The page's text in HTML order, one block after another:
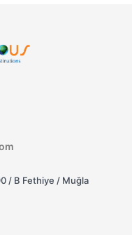
/ B Fethiye / Muğla